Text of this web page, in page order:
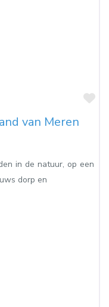
van Meren
in de natuur, op een
dorp en